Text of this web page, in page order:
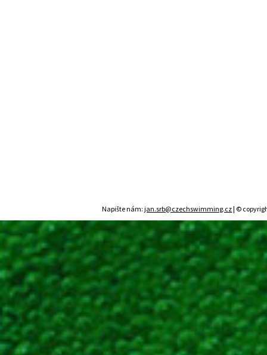
Napište nám:jan.srb@czechswimming.cz| ©